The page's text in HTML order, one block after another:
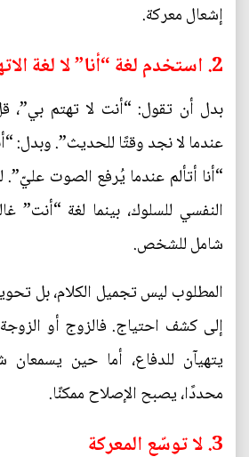
إشعال معركة.
2. استخدم لغة “أنا” لا لغة الاتهام
بدل أن تقول: “أنت لا تهتم بي”،
عندما لا نجد وقتًا للحديث”. وبدل:
“أنا أتألم عندما يُرفع الصوت عليّ”.
النفسي للسلوك، بينما لغة “أنت”
شامل للشخص.
المطلوب ليس تجميل الكلام، بل
إلى كشف احتياج. فالزوج أو
يتهيآن للدفاع، أما حين
محددًا، يصبح الإصلاح ممكنًا.
3. لا توسّع المعركة